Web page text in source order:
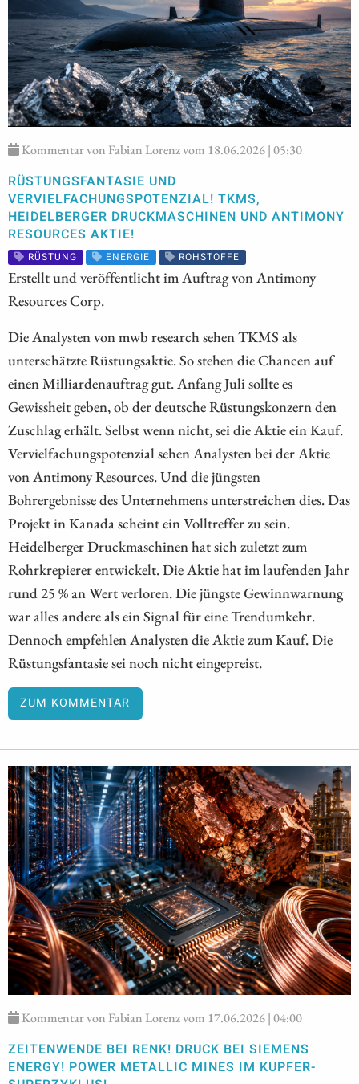
Kommentar von Fabian Lorenz vom 18.06.2026 | 05:30
RÜSTUNGSFANTASIE UND
VERVIELFACHUNGSPOTENZIAL! TKMS,
HEIDELBERGER DRUCKMASCHINEN UND ANTIMONY
RESOURCES AKTIE!
RÜSTUNG ENERGIE ROHSTOFFE
Erstellt und veröffentlicht im Auftrag von Antimony
Resources Corp.
Die Analysten von mwb research sehen TKMS als
unterschätzte Rüstungsaktie. So stehen die Chancen auf
einen Milliardenauftrag gut. Anfang Juli sollte es
Gewissheit geben, ob der deutsche Rüstungskonzern den
Zuschlag erhält. Selbst wenn nicht, sei die Aktie ein Kauf.
Vervielfachungspotenzial sehen Analysten bei der Aktie
von Antimony Resources. Und die jüngsten
Bohrergebnisse des Unternehmens unterstreichen dies. Das
Projekt in Kanada scheint ein Volltreffer zu sein.
Heidelberger Druckmaschinen hat sich zuletzt zum
Rohrkrepierer entwickelt. Die Aktie hat im laufenden Jahr
rund 25 % an Wert verloren. Die jüngste Gewinnwarnung
war alles andere als ein Signal für eine Trendumkehr.
Dennoch empfehlen Analysten die Aktie zum Kauf. Die
Rüstungsfantasie sei noch nicht eingepreist.
ZUM KOMMENTAR
Kommentar von Fabian Lorenz vom 17.06.2026 | 04:00
ZEITENWENDE BEI RENK! DRUCK BEI SIEMENS
ENERGY! POWER METALLIC MINES IM KUPFER-